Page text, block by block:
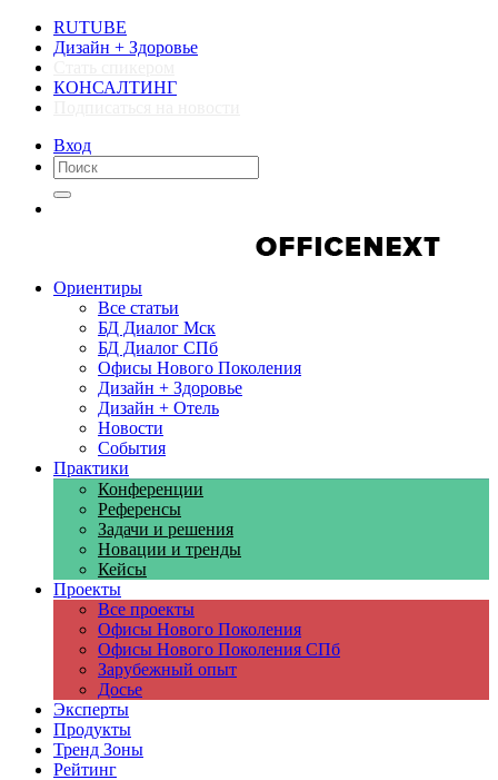
RUTUBE
Дизайн + Здоровье
КОНСАЛТИНГ
Вход
Ориентиры
Все статьи
БД Диалог Мск
БД Диалог СПб
Офисы Нового Поколения
Дизайн + Здоровье
Дизайн + Отель
Новости
События
Практики
Конференции
Референсы
Задачи и решения
Новации и тренды
Кейсы
Проекты
Все проекты
Офисы Нового Поколения
Офисы Нового Поколения СПб
Зарубежный опыт
Досье
Эксперты
Продукты
Тренд Зоны
Рейтинг